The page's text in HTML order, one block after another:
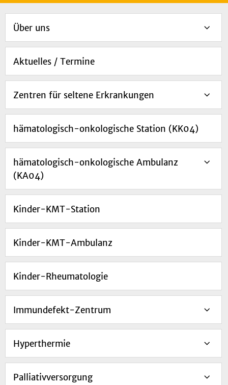
Über uns
Aktuelles / Termine
Zentren für seltene Erkrankungen
hämatologisch-onkologische Station (KK04)
hämatologisch-onkologische Ambulanz
(KA04)
Kinder-KMT-Station
Kinder-KMT-Ambulanz
Kinder-Rheumatologie
Immundefekt-Zentrum
Hyperthermie
Palliativversorgung